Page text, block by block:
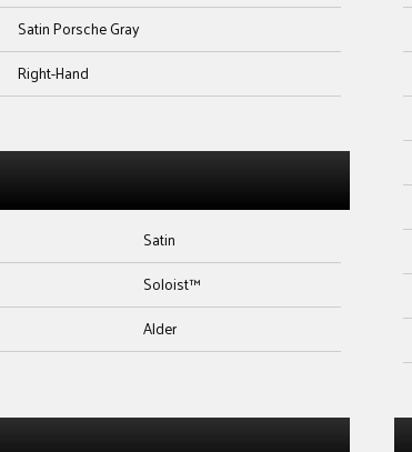
Satin Porsche Gray
Right-Hand
Satin
Soloist™
Alder